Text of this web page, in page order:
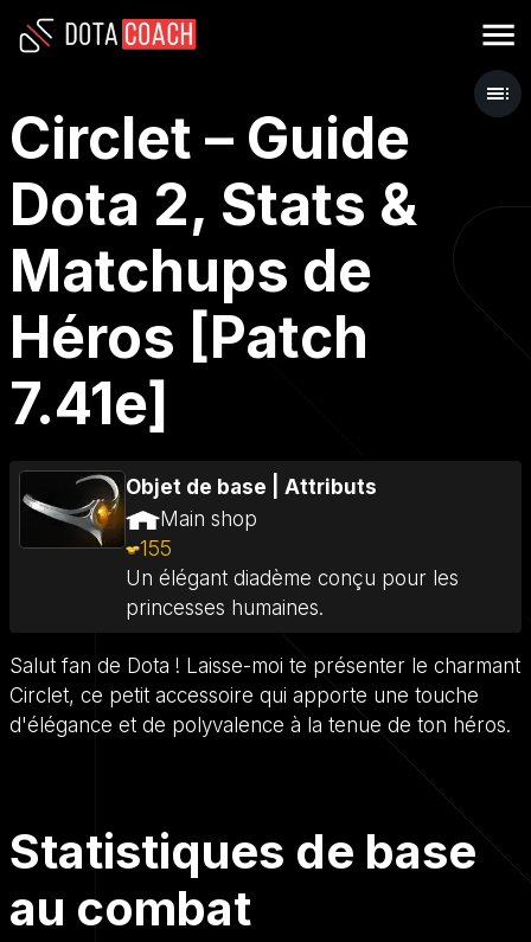
Circlet – Guide
Dota 2, Stats &
Matchups de
Héros [Patch
7.41e]
Objet de base
Attributs
Main shop
155
Un élégant diadème conçu pour les
princesses humaines.
Salut fan de Dota ! Laisse-moi te présenter le charmant
Circlet, ce petit accessoire qui apporte une touche
d'élégance et de polyvalence à la tenue de ton héros.
Statistiques de base
au combat